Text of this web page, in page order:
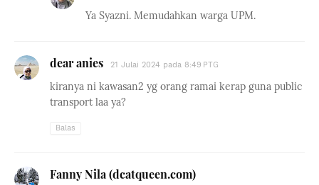
Ya Syazni. Memudahkan warga UPM.
dear anies 21 Julai 2024 pada 8:49 PTG
kiranya ni kawasan2 yg orang ramai kerap guna public
transport laa ya?
Balas
Fanny Nila (dcatqueen.com)